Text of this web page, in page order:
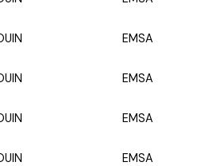
EMSA
EMSA
EMSA
EMSA